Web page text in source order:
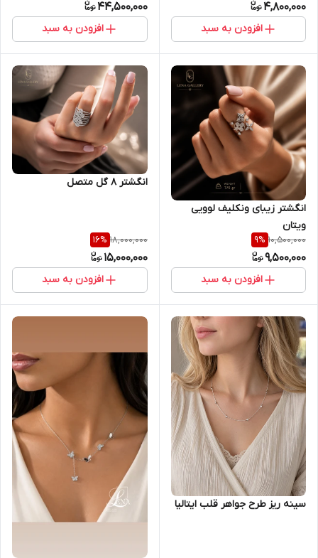
4,800,000
افزودن به سبد
44,500,000
افزودن به سبد
انگشتر زیبای ونکلیف لوویی
ویتان
10,500,000
9%
9,500,000
افزودن به سبد
انگشتر ۸ گل متصل
18,000,000
16%
15,000,000
افزودن به سبد
سینه ریز طرح جواهر قلب ایتالیا